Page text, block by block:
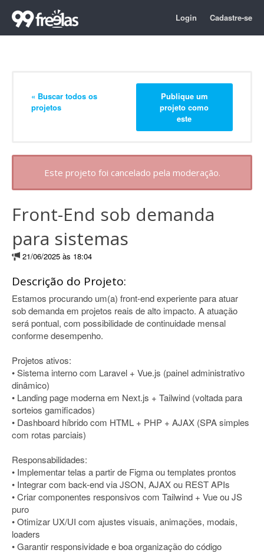
Login Cadastre-se
« Buscar todos os
projetos
Publique um
projeto como
este
Este projeto foi cancelado pela moderação.
Front-End sob demanda
para sistemas
21/06/2025 às 18:04
Descrição do Projeto:
Estamos procurando um(a) front-end experiente para atuar
sob demanda em projetos reais de alto impacto. A atuação
será pontual, com possibilidade de continuidade mensal
conforme desempenho.
Projetos ativos:
• Sistema interno com Laravel + Vue.js (painel administrativo
dinâmico)
• Landing page moderna em Next.js + Tailwind (voltada para
sorteios gamificados)
• Dashboard híbrido com HTML + PHP + AJAX (SPA simples
com rotas parciais)
Responsabilidades:
• Implementar telas a partir de Figma ou templates prontos
• Integrar com back-end via JSON, AJAX ou REST APIs
• Criar componentes responsivos com Tailwind + Vue ou JS
puro
• Otimizar UX/UI com ajustes visuais, animações, modais,
loaders
• Garantir responsividade e boa organização do código